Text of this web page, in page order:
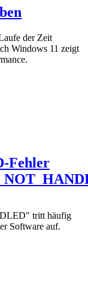
der Zeit
Windows 11 zeigt
Fehler
tritt häufig
Software auf.